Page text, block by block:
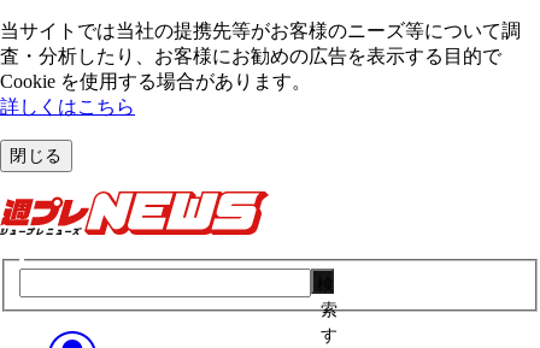
当サイトでは当社の提携先等がお客様のニーズ等について調
査・分析したり、お客様にお勧めの広告を表⽰する⽬的で
Cookie を使⽤する場合があります。
詳しくはこちら
閉じる
索
す